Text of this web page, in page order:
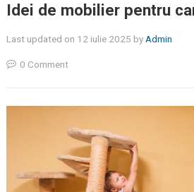
Idei de mobilier pentru
Last updated on 12 iulie 2025 by Admin
0 Comment